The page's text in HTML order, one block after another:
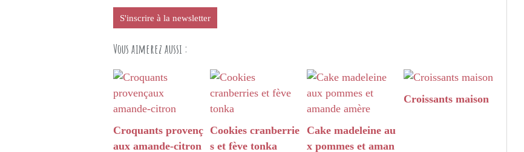
S'inscrire à la newsletter
Vous aimerez aussi :
Croquants provenç
aux amande-citron
Cookies cranberrie
s et fève tonka
Cake madeleine au
x pommes et aman
Croissants maison